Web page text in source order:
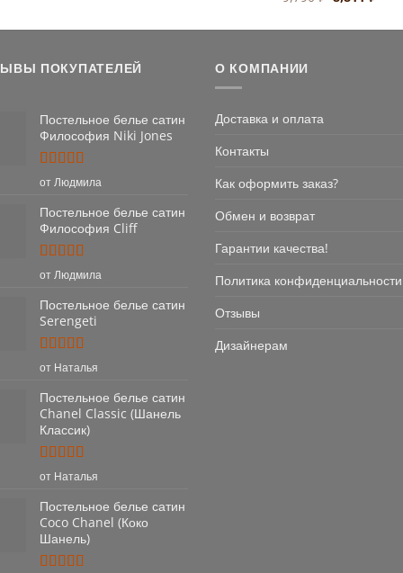
составляла
ПОКУПАТЕЛЕЙ
Постельное белье сатин
Философия Niki Jones
Оценка5
от Людмила
Постельное белье сатин
Философия Cliff
Оценка5
от Людмила
Постельное белье сатин
Serengeti
Оценка5
от Наталья
Постельное белье сатин
Chanel Classic (Шанель
Классик)
Оценка5
от Наталья
Постельное белье сатин
Coco Chanel (Коко
Шанель)
О КОМПАНИИ
Доставка и оплата
Контакты
Как оформить заказ?
Обмен и возврат
Гарантии качества!
Политика конфиденциальности
Отзывы
Дизайнерам